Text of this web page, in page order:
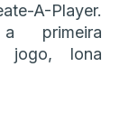
A-Player.
primeira
jogo, Iona